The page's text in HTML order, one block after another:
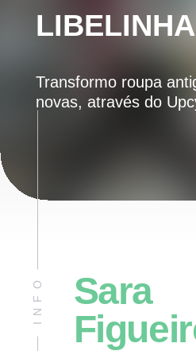
LIBELINHA
Transformo roupa
novas, através do
INFO
Sara